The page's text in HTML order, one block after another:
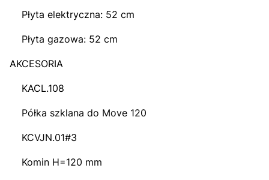
Płyta elektryczna: 52 cm
Płyta gazowa: 52 cm
AKCESORIA
KACL.108
Półka szklana do Move 120
KCVJN.01#3
Komin H=120 mm